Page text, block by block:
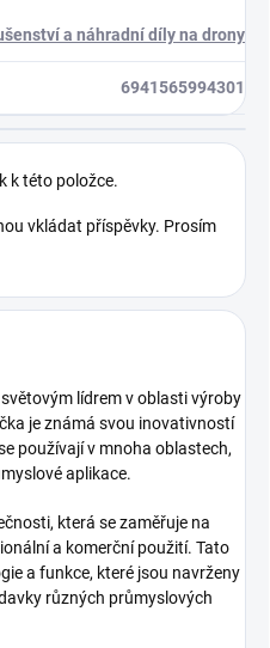
a náhradní díly na drony
6941565994301
k této položce.
vkládat příspěvky. Prosím
lídrem v oblasti výroby
je známá svou inovativností
používají v mnoha oblastech,
aplikace.
která se zaměřuje na
a komerční použití. Tato
a funkce, které jsou navrženy
různých průmyslových